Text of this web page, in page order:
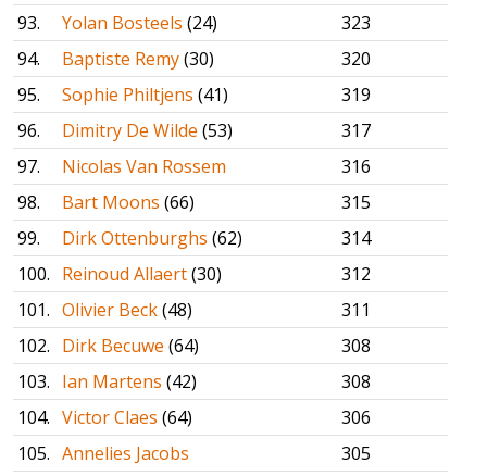
93.
Yolan Bosteels (24)
323
94.
Baptiste Remy(30)
320
95.
Sophie Philtjens (41)
319
96.
Dimitry De Wilde (53)
317
97.
Nicolas Van Rossem
316
98.
Bart Moons (66)
315
99.
Dirk Ottenburghs (62)
314
100. Reinoud Allaert(30)
312
101. Olivier Beck(48)
311
102. Dirk Becuwe (64)
308
103. Ian Martens (42)
308
104. Victor Claes (64)
306
105. Annelies Jacobs
305